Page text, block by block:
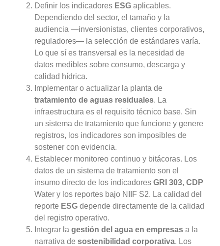
Definir los indicadores ESG aplicables.
Dependiendo del sector, el tamaño y la
audiencia —inversionistas, clientes corporativos,
reguladores— la selección de estándares varía.
Lo que sí es transversal es la necesidad de
datos medibles sobre consumo, descarga y
calidad hídrica.
Implementar o actualizar la planta de
tratamiento de aguas residuales. La
infraestructura es el requisito técnico base. Sin
un sistema de tratamiento que funcione y genere
registros, los indicadores son imposibles de
sostener con evidencia.
Establecer monitoreo continuo y bitácoras. Los
datos de un sistema de tratamiento son el
insumo directo de los indicadores GRI 303, CDP
Water y los reportes bajo NIIF S2. La calidad del
reporte ESG depende directamente de la calidad
del registro operativo.
Integrar la gestión del agua en empresas a la
narrativa de sostenibilidad corporativa. Los